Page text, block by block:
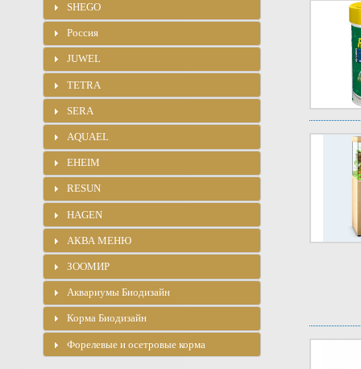
SHEGO
Россия
JUWEL
TETRA
SERA
AQUAEL
EHEIM
RESUN
HAGEN
АКВА МЕНЮ
ЗООМИР
Аквариумы Биодизайн
Корма Биодизайн
Форелевые и осетровые корма